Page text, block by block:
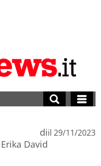
di
Erika David
il 29/11/2023